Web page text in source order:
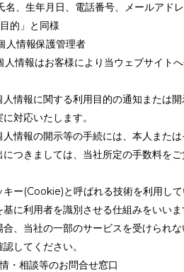
、生年月日、電話番号、メールアド
的」と同様
人情報保護管理者
情報はお客様により当ウェブサイトへ
情報に関する利用目的の通知または
対応いたします。
情報の開示等の手続には、本人また
つきましては、当社所定の手数料を
ー(Cookie)と呼ばれる技術を利用し
に利用者を識別させる仕組みをいい
、当社の一部のサービスを受けられ
してください。
・相談等のお問合せ窓口